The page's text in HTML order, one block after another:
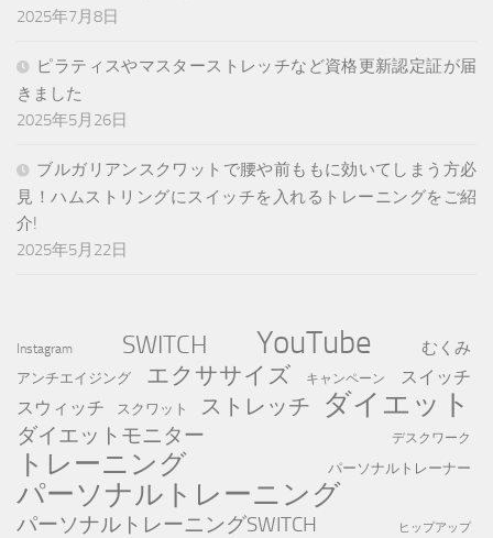
2025年7月8日
ピラティスやマスターストレッチなど資格更新認定証が届
きました
2025年5月26日
ブルガリアンスクワットで腰や前ももに効いてしまう方必
見！ハムストリングにスイッチを入れるトレーニングをご紹
介!
2025年5月22日
Instagram SWITCH YouTube むくみ
アンチエイジング エクササイズ キャンペーン
スイッチ
スウィッチ
スクワット ストレッチ ダイエット
ダイエットモニター デスクワーク
トレーニング パーソナルトレーナー
パーソナルトレーニング
パーソナルトレーニングSWITCH ヒップアップ